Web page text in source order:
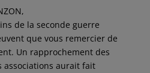
de la seconde guerre
que vous remercier de
Un rapprochement des
associations aurait fait